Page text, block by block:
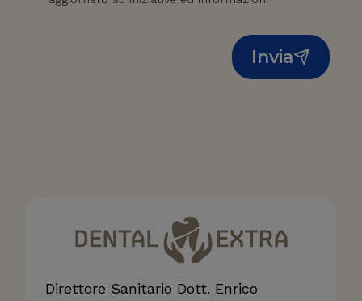
Invia
Direttore Sanitario Dott. Enrico